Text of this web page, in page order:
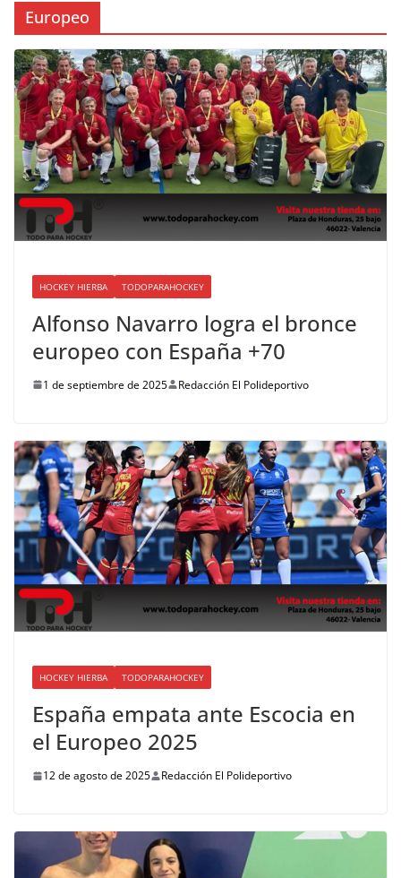
Europeo
HOCKEY HIERBA TODOPARAHOCKEY
Alfonso Navarro logra el bronce
europeo con España +70
1 de septiembre de 2025 Redacción El Polideportivo
HOCKEY HIERBA TODOPARAHOCKEY
España empata ante Escocia en
el Europeo 2025
12 de agosto de 2025 Redacción El Polideportivo